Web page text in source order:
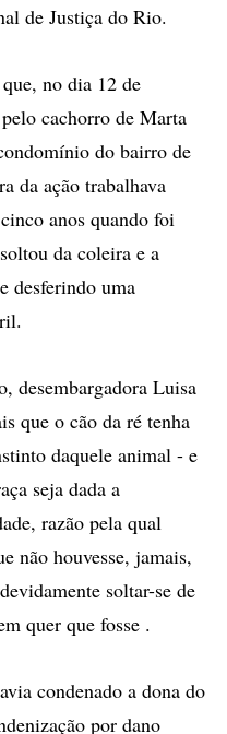
de Justiça do Rio.
no dia 12 de
cachorro de Marta
do bairro de
da ação trabalhava
anos quando foi
da coleira e a
desferindo uma
desembargadora Luisa
que o cão da ré tenha
daquele animal - e
seja dada a
razão pela qual
não houvesse, jamais,
soltar-se de
quer que fosse .
condenado a dona do
por dano